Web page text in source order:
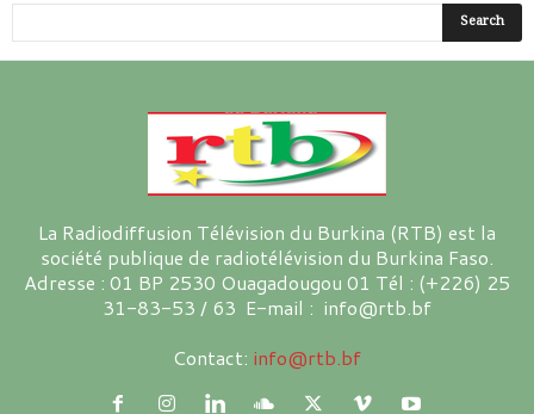
La Radiodiffusion Télévision du Burkina (RTB) est la
société publique de radiotélévision du Burkina Faso.
Adresse : 01 BP 2530 Ouagadougou 01 Tél : (+226) 25
31-83-53 / 63 E-mail : info@rtb.bf
Contact: info@rtb.bf